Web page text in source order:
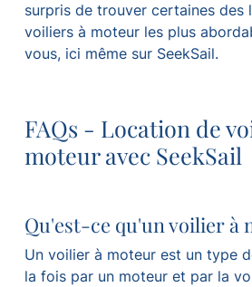
surpris de trouver certaines des
voiliers à moteur les plus
vous, ici même sur SeekSail.
FAQs - Location de
moteur avec SeekSail
Qu'est-ce qu'un voilier à
Un voilier à moteur est un type
la fois par un moteur et par la